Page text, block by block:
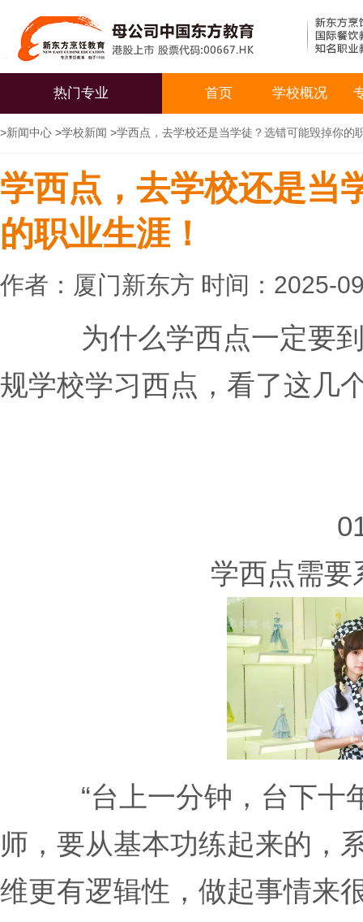
热门专业 首页 学校概况
>新闻中心 >学校新闻 >学西点，去学校还是当学徒？选错可能毁掉你的
学西点，去学校还是当
的职业生涯！
作者：厦门新东方 时间：2025-
为什么学西点一定要
规学校学习西点，看了这几
学西点需要
“台上一分钟，台下十
师，要从基本功练起来的，
维更有逻辑性，做起事情来